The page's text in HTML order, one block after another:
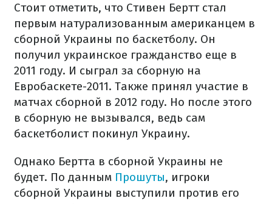
Стоит отметить, что Стивен Бертт стал
первым натурализованным американцем в
сборной Украины по баскетболу. Он
получил украинское гражданство еще в
2011 году. И сыграл за сборную на
Евробаскете-2011. Также принял участие в
матчах сборной в 2012 году. Но после этого
в сборную не вызывался, ведь сам
баскетболист покинул Украину.
Однако Бертта в сборной Украины не
будет. По данным Прошуты, игроки
сборной Украины выступили против его